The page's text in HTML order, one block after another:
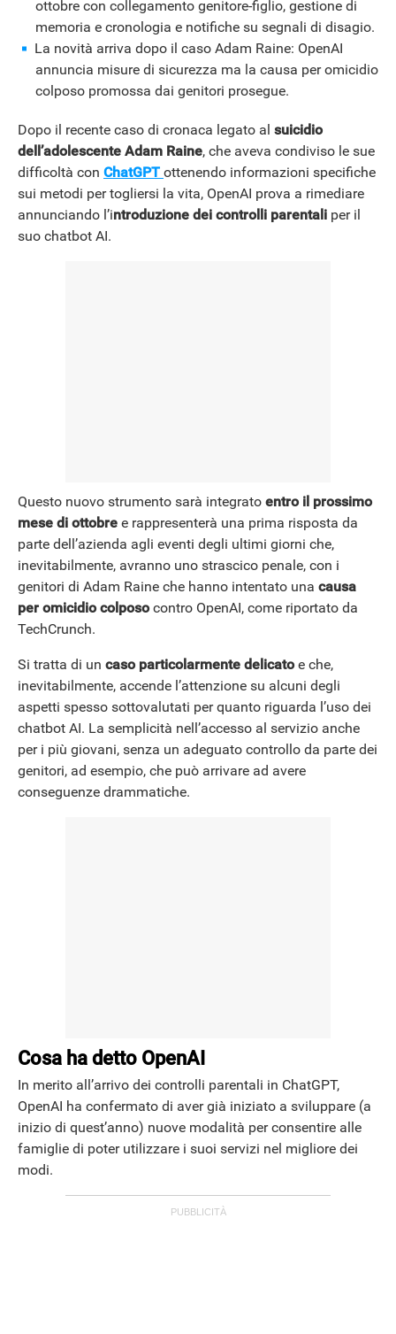
NEWSottobre con collegamento genitore-figlio, gestione di
memoria e cronologia e notifiche su segnali di disagio.
La novità arriva dopo il caso Adam Raine: OpenAI
annuncia misure di sicurezza ma la causa per omicidio
colposo promossa dai genitori prosegue.
Dopo il recente caso di cronaca legato al suicidio
dell’adolescente Adam Raine, che aveva condiviso le sue
difficoltà con ChatGPT ottenendo informazioni specifiche
sui metodi per togliersi la vita, OpenAI prova a rimediare
annunciando l’introduzione dei controlli parentali per il
suo chatbot AI.
Questo nuovo strumento sarà integrato entro il prossimo
mese di ottobre e rappresenterà una prima risposta da
parte dell’azienda agli eventi degli ultimi giorni che,
inevitabilmente, avranno uno strascico penale, con i
genitori di Adam Raine che hanno intentato una causa
per omicidio colposocontro OpenAI, come riportato da
TechCrunch.
Si tratta di un caso particolarmente delicatoe che,
inevitabilmente, accende l’attenzione su alcuni degli
aspetti spesso sottovalutati per quanto riguarda l’uso dei
chatbot AI. La semplicità nell’accesso al servizio anche
per i più giovani, senza un adeguato controllo da parte dei
genitori, ad esempio, che può arrivare ad avere
conseguenze drammatiche.
Cosa ha detto OpenAI
In merito all’arrivo dei controlli parentali in ChatGPT,
OpenAI ha confermato di aver già iniziato a sviluppare (a
inizio di quest’anno) nuove modalità per consentire alle
famiglie di poter utilizzare i suoi servizi nel migliore dei
modi.